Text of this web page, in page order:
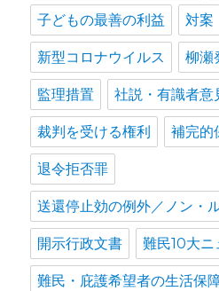
子どもの最善の利益 対案
新型コロナウイルス 柳瀬
監理措置 社説・有識者意
裁判を受ける権利 補完的
退令拒否罪
送還停止効の例外／ノン・
開示行政文書 難民10大ニ
難民・庇護希望者の生活保